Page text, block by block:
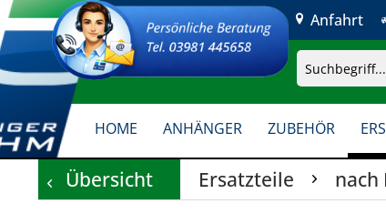
Anfahrt
HOME ANHÄNGER ZUBEHÖR
Übersicht Ersatzteile nach